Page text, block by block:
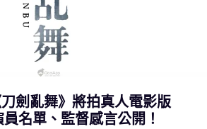
劍亂舞》將拍真人電影版
名單、監督感言公開！